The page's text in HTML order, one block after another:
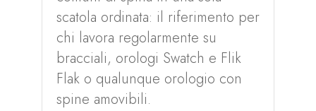
scatola ordinata: il riferimento per
chi lavora regolarmente su
bracciali, orologi Swatch e Flik
Flak o qualunque orologio con
spine amovibili.